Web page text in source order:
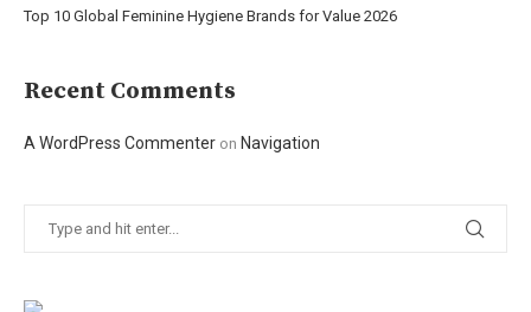
Top 10 Global Feminine Hygiene Brands for Value 2026
Recent Comments
A WordPress Commenter on Navigation